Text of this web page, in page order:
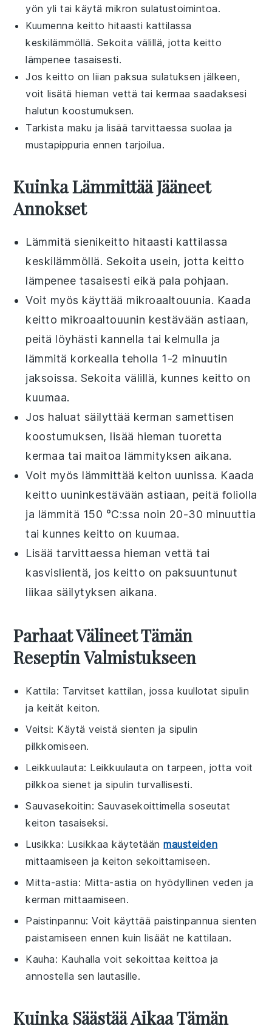
yön yli tai käytä mikron sulatustoimintoa.
Kuumenna keitto hitaasti kattilassa
keskilämmöllä. Sekoita välillä, jotta keitto
lämpenee tasaisesti.
Jos keitto on liian paksua sulatuksen jälkeen,
voit lisätä hieman vettä tai kermaa saadaksesi
halutun koostumuksen.
Tarkista maku ja lisää tarvittaessasuolaa ja
mustapippuria ennen tarjoilua.
Kuinka Lämmittää Jääneet
Annokset
Lämmitäsienikeitto hitaasti kattilassa
keskilämmöllä. Sekoita usein, jotta keitto
lämpenee tasaisesti eikä pala pohjaan.
Voit myös käyttää mikroaaltouunia. Kaada
keitto mikroaaltouunin kestävään astiaan,
peitä löyhästi kannella tai kelmulla ja
lämmitä korkealla teholla 1-2 minuutin
jaksoissa. Sekoita välillä, kunnes keitto on
kuumaa.
Jos haluat säilyttää kerman samettisen
koostumuksen, lisää hieman tuoretta
kermaa tai maitoa lämmityksen aikana.
Voit myös lämmittää keiton uunissa. Kaada
keitto uuninkestävään astiaan, peitä foliolla
ja lämmitä 150 °C:ssa noin 20-30 minuuttia
tai kunnes keitto on kuumaa.
Lisää tarvittaessa hiemanvettä tai
kasvislientä, jos keitto on paksuuntunut
liikaa säilytyksen aikana.
Parhaat Välineet Tämän
Reseptin Valmistukseen
Kattila: Tarvitset kattilan, jossa kuullotat sipulin
ja keität keiton.
Veitsi: Käytä veistä sienten ja sipulin
pilkkomiseen.
Leikkuulauta: Leikkuulauta on tarpeen, jotta voit
pilkkoa sienet ja sipulin turvallisesti.
Sauvasekoitin: Sauvasekoittimella soseutat
keiton tasaiseksi.
Lusikka: Lusikkaa käytetäänmausteiden
mittaamiseen ja keiton sekoittamiseen.
Mitta-astia: Mitta-astia on hyödyllinen veden ja
kerman mittaamiseen.
Paistinpannu: Voit käyttää paistinpannua sienten
paistamiseen ennen kuin lisäät ne kattilaan.
Kauha: Kauhalla voit sekoittaa keittoa ja
annostella sen lautasille.
Kuinka Säästää Aikaa Tämän